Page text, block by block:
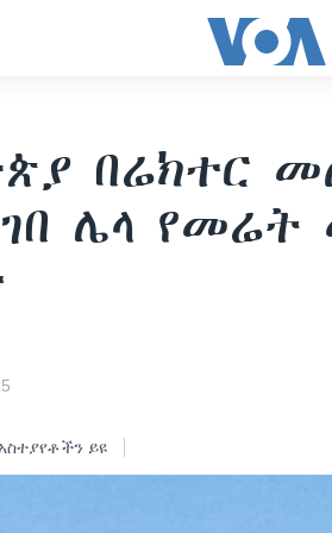
በሬክተር
ሌላ የመሬት
ይዩ